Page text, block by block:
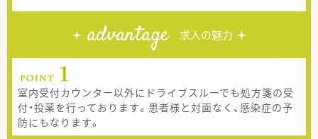
advantage 求人の魅力
室内受付カウンター以外にドライブスルーでも処方箋の受
付・投薬を行っております。患者様と対面なく、感染症の予
防にもなります。